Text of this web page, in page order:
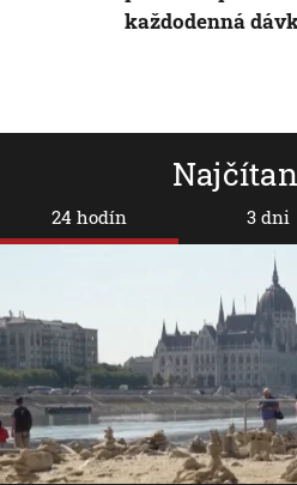
24 hodín 3 dni
každodenná